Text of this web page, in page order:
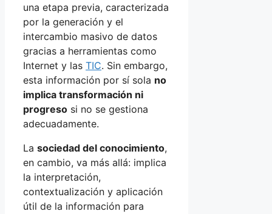
una etapa previa, caracterizada
por la generación y el
intercambio masivo de datos
gracias a herramientas como
Internet y las TIC. Sin embargo,
esta información por sí sola no
implica transformación ni
progreso si no se gestiona
adecuadamente.
La sociedad del conocimiento,
en cambio, va más allá: implica
la interpretación,
contextualización y aplicación
útil de la información para